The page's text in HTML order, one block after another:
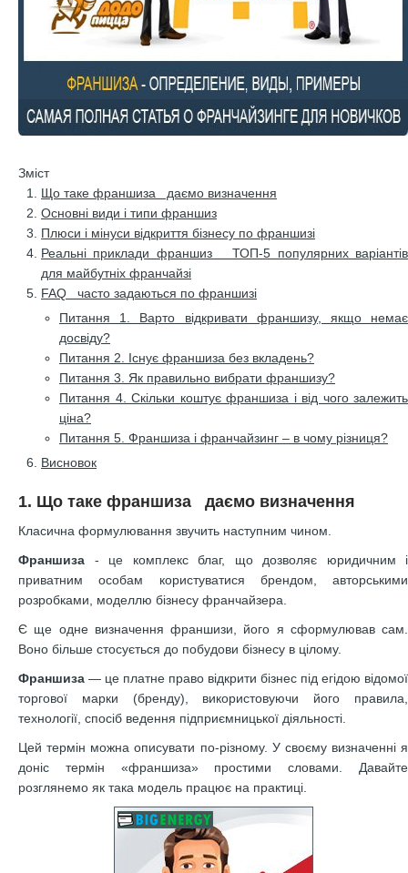
Зміст
Що таке франшиза даємо визначення
Основні види і типи франшиз
Плюси і мінуси відкриття бізнесу по франшизі
Реальні приклади франшиз ТОП-5 популярних варіантів
для майбутніх франчайзі
FAQ часто задаються по франшизі
Питання 1. Варто відкривати франшизу, якщо немає
досвіду?
Питання 2. Існує франшиза без вкладень?
Питання 3. Як правильно вибрати франшизу?
Питання 4. Скільки коштує франшиза і від чого залежить
ціна?
Питання 5. Франшиза і франчайзинг – в чому різниця?
Висновок
1. Що таке франшиза даємо визначення
Класична формулювання звучить наступним чином.
Франшиза - це комплекс благ, що дозволяє юридичним і
приватним особам користуватися брендом, авторськими
розробками, моделлю бізнесу франчайзера.
Є ще одне визначення франшизи, його я сформулював сам.
Воно більше стосується до побудови бізнесу в цілому.
Франшиза — це платне право відкрити бізнес під егідою відомої
торгової марки (бренду), використовуючи його правила,
технології, спосіб ведення підприємницької діяльності.
Цей термін можна описувати по-різному. У своєму визначенні я
доніс термін «франшиза» простими словами. Давайте
розглянемо як така модель працює на практиці.